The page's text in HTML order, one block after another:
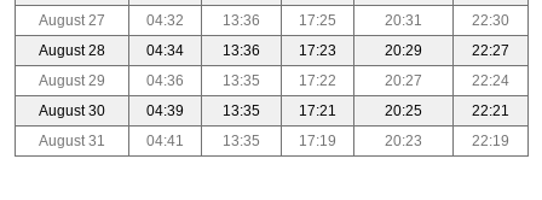
August 27
04:32 13:36 17:25 20:31
22:30
August 28
04:34 13:36 17:23 20:29
22:27
August 29
04:36 13:35 17:22 20:27
22:24
August 30
04:39 13:35 17:21 20:25
22:21
August 31
04:41 13:35 17:19 20:23 22:19